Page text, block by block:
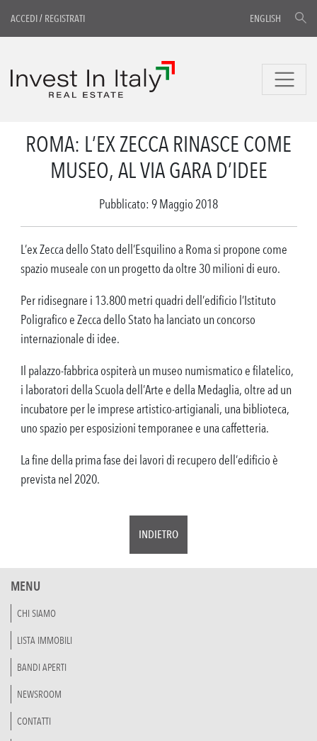
ACCEDI/ REGISTRATI ENGLISH
ROMA: L’EX ZECCA RINASCE COME
MUSEO, AL VIA GARA D’IDEE
Pubblicato: 9 Maggio 2018
L’ex Zecca dello Stato dell’Esquilino a Roma si propone come
spazio museale con un progetto da oltre 30 milioni di euro.
Per ridisegnare i 13.800 metri quadri dell’edificio l’Istituto
Poligrafico e Zecca dello Stato ha lanciato un concorso
internazionale di idee.
Il palazzo-fabbrica ospiterà un museo numismatico e filatelico,
i laboratori della Scuola dell’Arte e della Medaglia, oltre ad un
incubatore per le imprese artistico-artigianali, una biblioteca,
uno spazio per esposizioni temporanee e una caffetteria.
La fine della prima fase dei lavori di recupero dell’edificio è
prevista nel 2020.
INDIETRO
MENU
CHI SIAMO
LISTA IMMOBILI
BANDI APERTI
NEWSROOM
CONTATTI